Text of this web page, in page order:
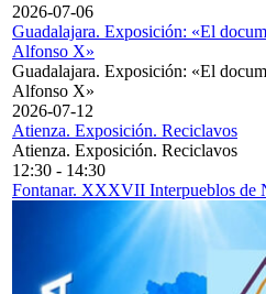
2026-07-06
Guadalajara. Exposición: «El
Alfonso X»
Guadalajara. Exposición: «El
Alfonso X»
2026-07-12
Atienza. Exposición. Reciclavos
Atienza. Exposición. Reciclavos
12:30 - 14:30
Fontanar. XXXVII Interpueblos de